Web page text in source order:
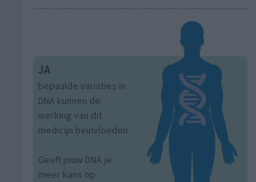
JA
bepaalde variaties in
DNA kunnen de
werking van dit
medicijn beïnvloeden.
Geeft jouw DNA je
meer kans op